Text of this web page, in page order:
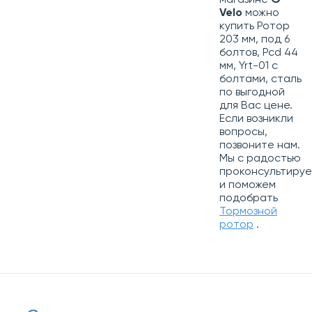
Velo можно
купить Ротор
203 мм, под 6
болтов, Pcd 44
мм, Yrt-01 с
болтами, сталь
по выгодной
для Вас цене.
Если возникли
вопросы,
позвоните нам.
Мы с радостью
и поможем
подобрать
Тормозной
ротор .